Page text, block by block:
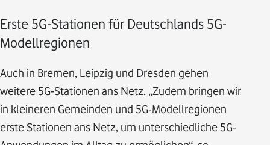
Erste 5G-Stationen für Deutschlands 5G-
Modellregionen
Auch in Bremen, Leipzig und Dresden gehen
weitere 5G-Stationen ans Netz. „Zudem bringen wir
in kleineren Gemeinden und 5G-Modellregionen
erste Stationen ans Netz, um unterschiedliche 5G-